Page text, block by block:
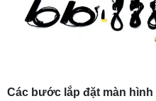
Các bước lắp đặt màn hình